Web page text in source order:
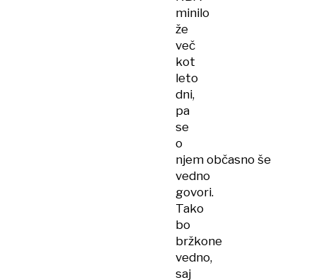
minilo
že
več
kot
leto
dni,
pa
se
o
njem občasno še
vedno
govori.
Tako
bo
bržkone
vedno,
saj